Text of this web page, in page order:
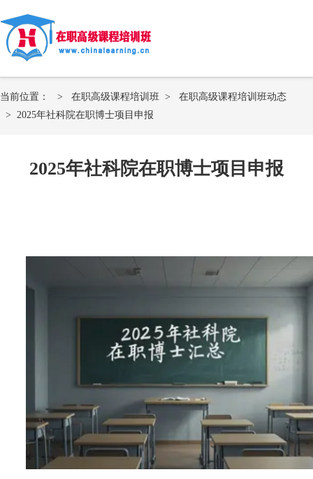
当前位置： > 在职高级课程培训班 >
在职高级课程培训班动态
> 2025年社科院在职博士项目申报
2025年社科院在职博士项目申报